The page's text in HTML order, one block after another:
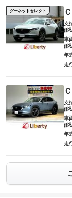
グーネットセレクト
支
(税
車
(税
年
走
支
(税
車
(税
年
走